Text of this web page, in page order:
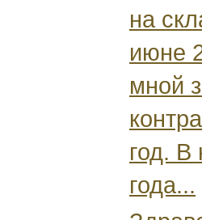
на
июне
мной
год. В
года...